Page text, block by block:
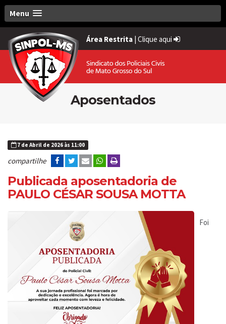
Menu
Área Restrita | Clique aqui
Aposentados
7 de Abril de 2026 às 11:00
compartilhe
Publicada aposentadoria de
PAULO CÉSAR SOUSA MOTTA
Foi